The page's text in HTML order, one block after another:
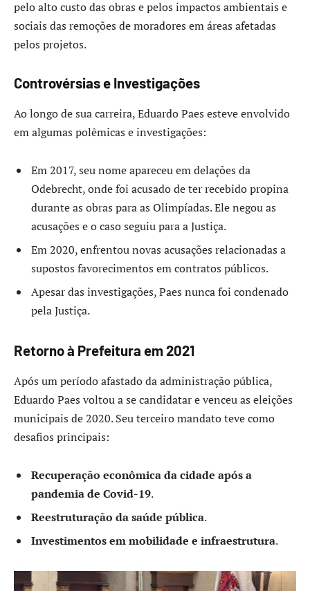
pelo alto custo das obras e pelos impactos ambientais e
sociais das remoções de moradores em áreas afetadas
pelos projetos.
Controvérsias e Investigações
Ao longo de sua carreira, Eduardo Paes esteve envolvido
em algumas polêmicas e investigações:
Em 2017, seu nome apareceu em delações da
Odebrecht, onde foi acusado de ter recebido propina
durante as obras para as Olimpíadas. Ele negou as
acusações e o caso seguiu para a Justiça.
Em 2020, enfrentou novas acusações relacionadas a
supostos favorecimentos em contratos públicos.
Apesar das investigações, Paes nunca foi condenado
pela Justiça.
Retorno à Prefeitura em 2021
Após um período afastado da administração pública,
Eduardo Paes voltou a se candidatar e venceu as eleições
municipais de 2020. Seu terceiro mandato teve como
desafios principais:
Recuperação econômica da cidade após a
pandemia de Covid-19.
Reestruturação da saúde pública.
Investimentos em mobilidade e infraestrutura.